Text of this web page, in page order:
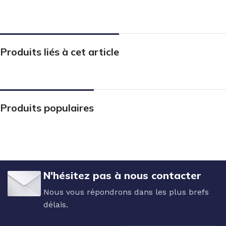
Produits liés à cet article
Produits populaires
N'hésitez pas à nous contacter
Nous vous répondrons dans les plus brefs
délais.